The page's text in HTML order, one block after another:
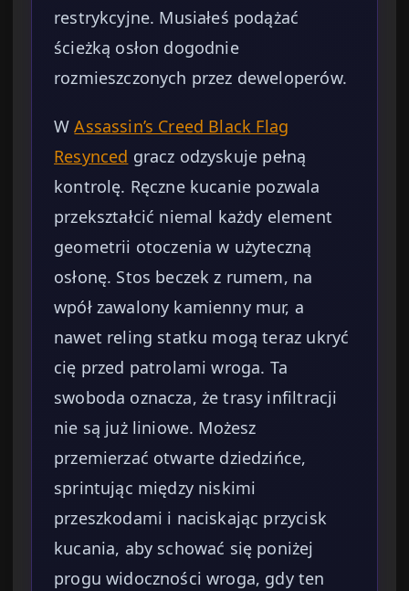
restrykcyjne. Musiałeś podążać
ścieżką osłon dogodnie
rozmieszczonych przez deweloperów.
WAssassin’s Creed Black Flag
Resynced gracz odzyskuje pełną
kontrolę. Ręczne kucanie pozwala
przekształcić niemal każdy element
geometrii otoczenia w użyteczną
osłonę. Stos beczek z rumem, na
wpół zawalony kamienny mur, a
nawet reling statku mogą teraz ukryć
cię przed patrolami wroga. Ta
swoboda oznacza, że trasy infiltracji
nie są już liniowe. Możesz
przemierzać otwarte dziedzińce,
sprintując między niskimi
przeszkodami i naciskając przycisk
kucania, aby schować się poniżej
progu widoczności wroga, gdy ten